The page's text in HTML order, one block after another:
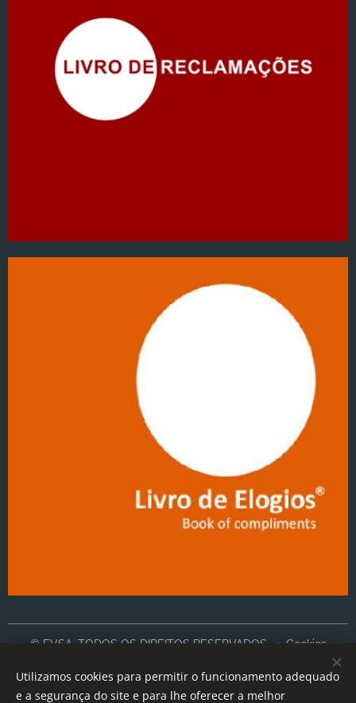
© EVSA, TODOS OS DIREITOS RESERVADOS Cookies
Idiomas
Utilizamos cookies para permitir o funcionamento adequado
e a segurança do site e para lhe oferecer a melhor